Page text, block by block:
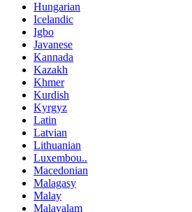
Hungarian
Icelandic
Igbo
Javanese
Kannada
Kazakh
Khmer
Kurdish
Kyrgyz
Latin
Latvian
Lithuanian
Luxembou..
Macedonian
Malagasy
Malay
Malayalam